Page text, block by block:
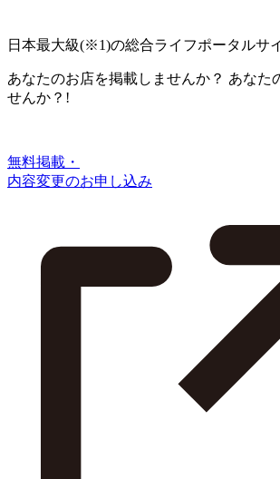
日本最大級(※1)の総合ライフポータルサ
あなたのお店を掲載しませんか？ あなた
せんか？!
無料掲載・
内容変更のお申し込み